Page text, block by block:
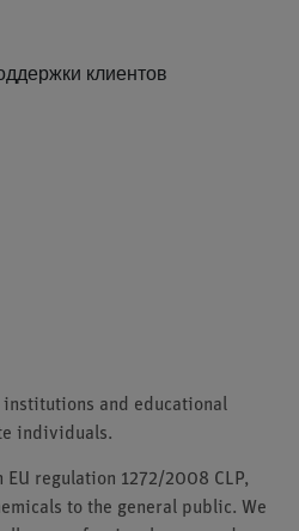
клиентов
institutions and educational
individuals.
EU regulation 1272/2008 CLP,
to the general public. We